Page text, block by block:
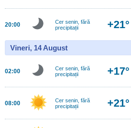
20:00
Cer senin, fără
precipitații
+21°
Vineri, 14 August
02:00
Cer senin, fără
precipitații
+17°
08:00
Cer senin, fără
precipitații
+21°